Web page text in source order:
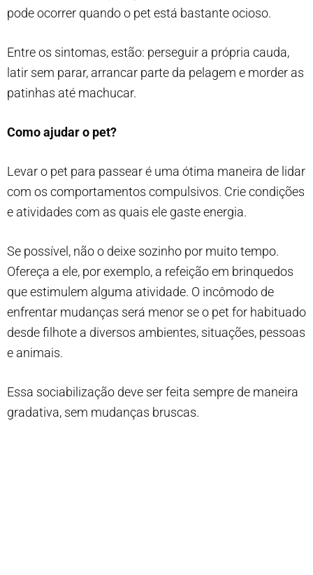
pode ocorrer quando o pet está bastante ocioso.
Entre os sintomas, estão: perseguir a própria cauda,
latir sem parar, arrancar parte da pelagem e morder as
patinhas até machucar.
Como ajudar o pet?
Levar o pet para passear é uma ótima maneira de lidar
com os comportamentos compulsivos. Crie condições
e atividades com as quais ele gaste energia.
Se possível, não o deixe sozinho por muito tempo.
Ofereça a ele, por exemplo, a refeição em brinquedos
que estimulem alguma atividade. O incômodo de
enfrentar mudanças será menor se o pet for habituado
desde filhote a diversos ambientes, situações, pessoas
e animais.
Essa sociabilização deve ser feita sempre de maneira
gradativa, sem mudanças bruscas.